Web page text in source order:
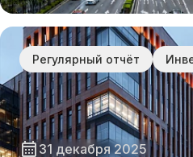
Регулярный отчёт
31 декабря 2025